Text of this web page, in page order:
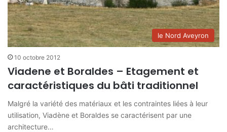
le Nord Aveyron
10 octobre 2012
Viadene et Boraldes – Etagement et
caractéristiques du bâti traditionnel
Malgré la variété des matériaux et les contraintes liées à leur
utilisation, Viadène et Boraldes se caractérisent par une
architecture…